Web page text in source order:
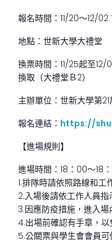
報名時間：11/20～12/02
地點：世新大學大禮堂
換票時間：11/25起至
換取（大禮堂Ｂ2）
主辦單位：世新大學第
報名連結： https://
⁡【進場規則】
進場時間：18：00～18
1.排隊時請依照路線和工
2.入場後請依工作人員
3.因應防疫措施，進入場
4.出場前確認有手章，以
5.公關票與學生會會員可